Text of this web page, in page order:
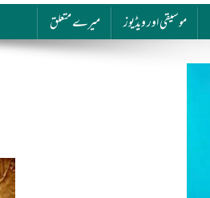
موسیقی اور ویڈیوز میرے متعلق